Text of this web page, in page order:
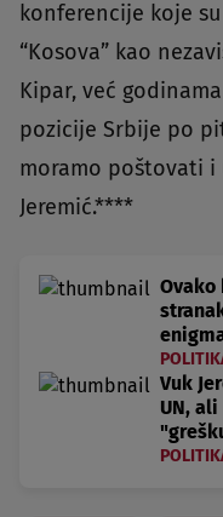
konferencije koje
“Kosova” kao
Kipar, već
pozicije Srbije po
moramo poštovati i
Jeremić.****
Vuk
UN,